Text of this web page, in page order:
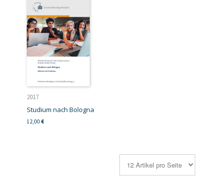
2017
Studium nach Bologna
12,00 €